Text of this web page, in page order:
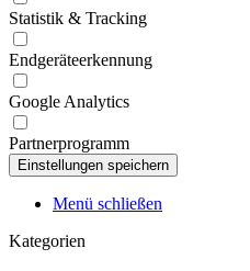
Statistik & Tracking
Endgeräteerkennung
Google Analytics
Partnerprogramm
Menü schließen
Kategorien